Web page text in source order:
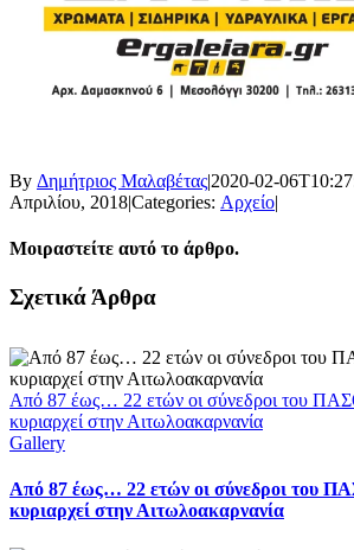
By Δημήτριος Μαλαβέτας|2020-02-
Απριλίου, 2018|Categories: Αρχείο|
Μοιραστείτε αυτό το άρθρο.
Facebook
X
LinkedIn
WhatsApp
Email
Σχετικά Άρθρα
Από 87 έως… 22 ετών οι σύνεδροι του
κυριαρχεί στην Αιτωλοακαρνανία
Gallery
Από 87 έως… 22 ετών οι σύνεδροι του
κυριαρχεί στην Αιτωλοακαρνανία